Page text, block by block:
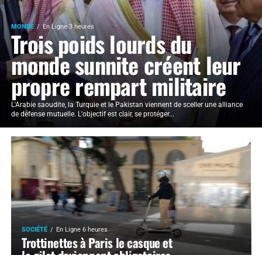
MONDE En Ligne 3 heures
Trois poids lourds du
monde sunnite créent leur
propre rempart militaire
L'Arabie saoudite, la Turquie et le Pakistan viennent de sceller une alliance
de défense mutuelle. L'objectif est clair, se protéger...
SOCIÉTÉ En Ligne 6 heures
Trottinettes à Paris le casque et